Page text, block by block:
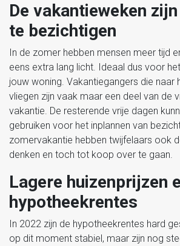
De vakantieweken
te bezichtigen
In de zomer hebben mensen meer tijd
eens extra lang licht. Ideaal dus voor
jouw woning. Vakantiegangers die naar
vliegen zijn vaak maar een deel van de
vakantie. De resterende vrije dagen
gebruiken voor het inplannen van
zomervakantie hebben twijfelaars ook
denken en toch tot koop over te gaan.
Lagere huizenprijzen
hypotheekrentes
In 2022 zijn de hypotheekrentes hard
op dit moment stabiel, maar zijn nog